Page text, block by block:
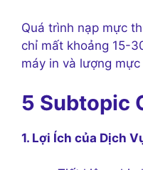
Quá trình nạp mực
chỉ mất khoảng 15-
máy in và lượng mực
5 Subtopic
1. Lợi Ích của Dịch